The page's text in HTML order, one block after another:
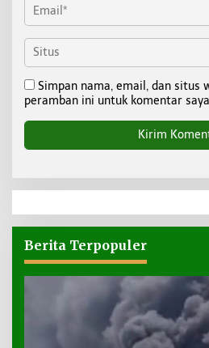
Simpan nama, email, dan situs
peramban ini untuk komentar
Berita Terpopuler